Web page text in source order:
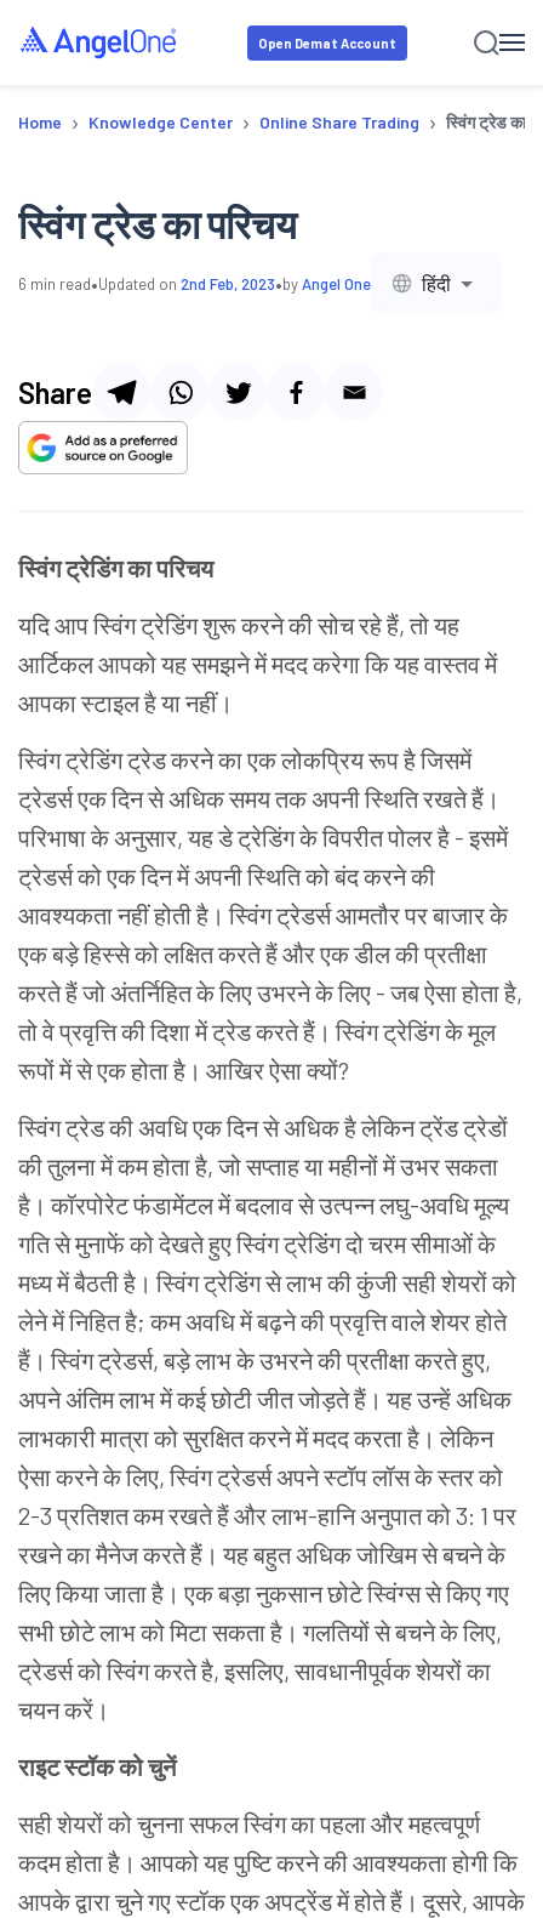
Open Demat Account
Home › Knowledge Center › Online Share Trading › स्विंग ट्रेड का
स्विंग ट्रेड का परिचय
6 min read•Updated on 2nd Feb, 2023•byAngel One हिंदी
Share
स्विंग ट्रेडिंग का परिचय
यदि आप स्विंग ट्रेडिंग शुरू करने की सोच रहे हैं, तो यह
आर्टिकल आपको यह समझने में मदद करेगा कि यह वास्तव में
आपका स्टाइल है या नहीं।
स्विंग ट्रेडिंग ट्रेड करने का एक लोकप्रिय रूप है जिसमें
ट्रेडर्स एक दिन से अधिक समय तक अपनी स्थिति रखते हैं।
परिभाषा के अनुसार, यह डे ट्रेडिंग के विपरीत पोलर है - इसमें
ट्रेडर्स को एक दिन में अपनी स्थिति को बंद करने की
आवश्यकता नहीं होती है। स्विंग ट्रेडर्स आमतौर पर बाजार के
एक बड़े हिस्से को लक्षित करते हैं और एक डील की प्रतीक्षा
करते हैं जो अंतर्निहित के लिए उभरने के लिए - जब ऐसा होता है,
तो वे प्रवृत्ति की दिशा में ट्रेड करते हैं। स्विंग ट्रेडिंग के मूल
रूपों में से एक होता है। आखिर ऐसा क्यों?
स्विंग ट्रेड की अवधि एक दिन से अधिक है लेकिन ट्रेंड ट्रेडों
की तुलना में कम होता है, जो सप्ताह या महीनों में उभर सकता
है। कॉरपोरेट फंडामेंटल में बदलाव से उत्पन्न लघु-अवधि मूल्य
गति से मुनाफें को देखते हुए स्विंग ट्रेडिंग दो चरम सीमाओं के
मध्य में बैठती है। स्विंग ट्रेडिंग से लाभ की कुंजी सही शेयरों को
लेने में निहित है; कम अवधि में बढ़ने की प्रवृत्ति वाले शेयर होते
हैं। स्विंग ट्रेडर्स, बड़े लाभ के उभरने की प्रतीक्षा करते हुए,
अपने अंतिम लाभ में कई छोटी जीत जोड़ते हैं। यह उन्हें अधिक
लाभकारी मात्रा को सुरक्षित करने में मदद करता है। लेकिन
ऐसा करने के लिए, स्विंग ट्रेडर्स अपने स्टॉप लॉस के स्तर को
2-3 प्रतिशत कम रखते हैं और लाभ-हानि अनुपात को 3: 1 पर
रखने का मैनेज करते हैं। यह बहुत अधिक जोखिम से बचने के
लिए किया जाता है। एक बड़ा नुकसान छोटे स्विंग्स से किए गए
सभी छोटे लाभ को मिटा सकता है। गलतियों से बचने के लिए,
ट्रेडर्स को स्विंग करते है, इसलिए, सावधानीपूर्वक शेयरों का
चयन करें।
राइट स्टॉक को चुनें
सही शेयरों को चुनना सफल स्विंग का पहला और महत्वपूर्ण
कदम होता है। आपको यह पुष्टि करने की आवश्यकता होगी कि
आपके द्वारा चुने गए स्टॉक एक अपट्रेंड में होते हैं। दूसरे, आपके